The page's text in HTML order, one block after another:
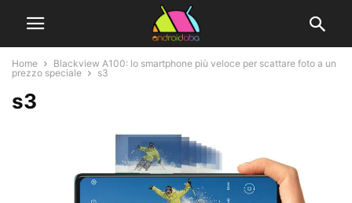
Home
Blackview A100: lo smartphone più veloce per scattare foto a un
prezzo speciale
s3
s3